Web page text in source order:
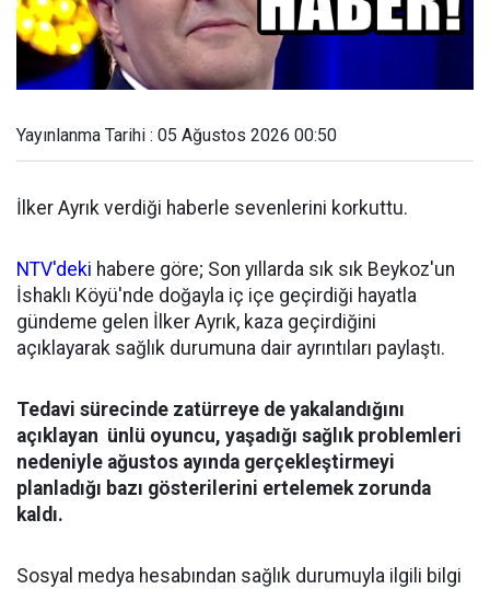
Yayınlanma Tarihi : 05 Ağustos 2026 00:50
İlker Ayrık verdiği haberle sevenlerini korkuttu.
NTV'deki habere göre; Son yıllarda sık sık Beykoz'un
İshaklı Köyü'nde doğayla iç içe geçirdiği hayatla
gündeme gelen İlker Ayrık, kaza geçirdiğini
açıklayarak sağlık durumuna dair ayrıntıları paylaştı.
Tedavi sürecinde zatürreye de yakalandığını
açıklayan ünlü oyuncu, yaşadığı sağlık problemleri
nedeniyle ağustos ayında gerçekleştirmeyi
planladığı bazı gösterilerini ertelemek zorunda
kaldı.
Sosyal medya hesabından sağlık durumuyla ilgili bilgi